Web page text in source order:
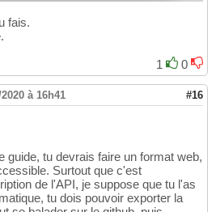
fais.
1
0
2020 à 16h41 #16
guide, tu devrais faire un format web,
Surtout que c'est
de l'API, je suppose que tu l'as
tu dois pouvoir exporter la